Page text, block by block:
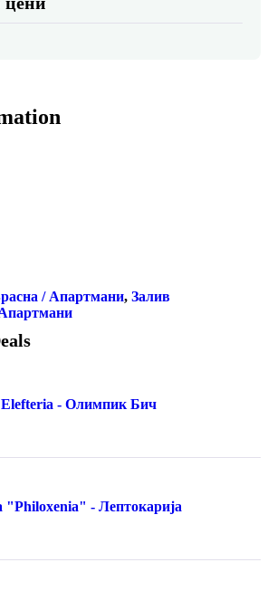
/ Апартмани, Залив
- Олимпик Бич
"Philoxenia" - Лептокарија